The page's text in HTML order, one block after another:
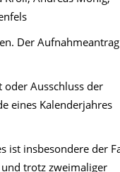
Der Aufnahmeantrag
Ausschluss der
eines Kalenderjahres
ist insbesondere der
trotz zweimaliger